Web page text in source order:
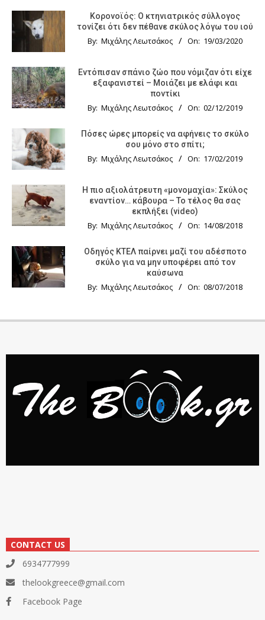
Κορονοϊός: Ο κτηνιατρικός σύλλογος
τονίζει ότι δεν πέθανε σκύλος λόγω του ιού
By: Μιχάλης Λεωτσάκος On: 19/03/2020
Εντόπισαν σπάνιο ζώο που νόμιζαν ότι είχε
εξαφανιστεί – Μοιάζει με ελάφι και
ποντίκι
By: Μιχάλης Λεωτσάκος On: 02/12/2019
Πόσες ώρες μπορείς να αφήνεις το σκύλο
σου μόνο στο σπίτι;
By: Μιχάλης Λεωτσάκος On: 17/02/2019
Η πιο αξιολάτρευτη «μονομαχία»: Σκύλος
εναντίον… κάβουρα – Το τέλος θα σας
εκπλήξει (video)
By: Μιχάλης Λεωτσάκος On: 14/08/2018
Οδηγός KTΕΛ παίρνει μαζί του αδέσποτο
σκύλο για να μην υποφέρει από τον
καύσωνα
By: Μιχάλης Λεωτσάκος On: 08/07/2018
CONTACT US
6934777999
thelookgreece@gmail.com
Facebook Page